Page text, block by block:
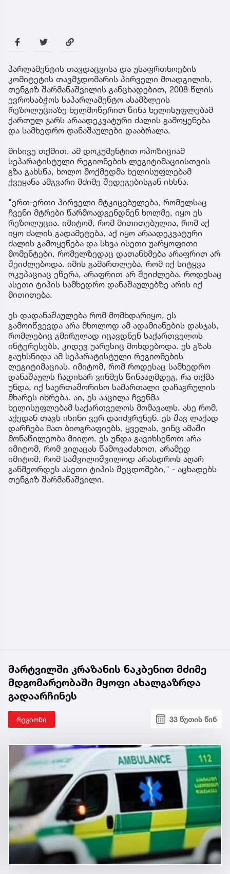
პარლამენტის თავდაცვისა და უსაფრთხოების
კომიტეტის თავმჯდომარის პირველი მოადგილის,
თენგიზ შარმანაშვილის განცხადებით, 2008 წლის
ევროსაბჭოს საპარლამენტო ასამბლეის
რეზოლუციაზე ხელმოწერით წინა ხელისუფლებამ
ქართულ ჯარს არაადეკვატური ძალის გამოყენება
და სამხედრო დანაშაულები დააბრალა.
მისივე თქმით, ამ დოკუმენტით ოპოზიციამ
სეპარატისტული რეგიონების ლეგიტიმაციისთვის
გზა გახსნა, ხოლო მოქმედმა ხელისუფლებამ
ქვეყანა ამგვარი მძიმე შედეგებისგან იხსნა.
"ერთ-ერთი პირველი მტკიცებულება, რომელსაც
ჩვენი მტრები წარმოადგენდნენ ხოლმე, იყო ეს
რეზოლუცია. იმიტომ, რომ მითითებულია, რომ აქ
იყო ძალის გადამეტება, აქ იყო არაადეკვატური
ძალის გამოყენება და სხვა ისეთი უარყოფითი
მომენტები, რომელზედაც დათანხმება არაფრით არ
შეიძლებოდა. იმის გამართლება, რომ იქ სიტყვა
ოკუპაციაც ეწერა, არაფრით არ შეიძლება, როდესაც
ასეთი ტიპის სამხედრო დანაშაულებზე არის იქ
მითითება.
ეს დადანაშაულება რომ მომხდარიყო, ეს
გამოიწვევდა არა მხოლოდ ამ ადამიანების დასჯას,
რომლებიც გმირულად იცავდნენ საქართველოს
ინტერესებს, კიდევ უარესიც მოხდებოდა. ეს გზას
გაუხსნიდა ამ სეპარატისტული რეგიონების
ლეგიტიმაციას. იმიტომ, რომ როდესაც სამხედრო
დანაშაულს ჩადიხარ ვინმეს წინააღმდეგ, რა თქმა
უნდა, იქ საერთაშორისო სამართალი დაჩაგრულის
მხარეს იხრება. აი, ეს ააცილა ჩვენმა
ხელისუფლებამ საქართველოს მომავალს. ასე რომ,
აქედან თავს ისინი ვერ დაიძვრენენ. ეს შავ ლაქად
დარჩება მათ ბიოგრაფიებს, ყველას, ვინც ამაში
მონაწილეობა მიიღო. ეს უნდა გავიხსენოთ არა
იმიტომ, რომ ვიღაცას წამოვაძახოთ, არამედ
იმიტომ, რომ საშვილიშვილოდ არასდროს აღარ
განმეორდეს ასეთი ტიპის შეცდომები," - აცხადებს
თენგიზ შარმანაშვილი.
მარტვილში კრაზანის ნაკბენით მძიმე
მდგომარეობაში მყოფი ახალგაზრდა
გადაარჩინეს
რეგიონი 33 წუთის წინ